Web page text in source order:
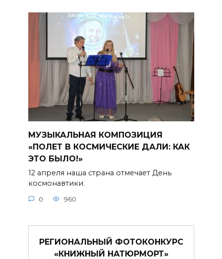
МУЗЫКАЛЬНАЯ КОМПОЗИЦИЯ
«ПОЛЕТ В КОСМИЧЕСКИЕ ДАЛИ: КАК
ЭТО БЫЛО!»
12 апреля наша страна отмечает День
космонавтики.
0 960
РЕГИОНАЛЬНЫЙ ФОТОКОНКУРС
«КНИЖНЫЙ НАТЮРМОРТ»